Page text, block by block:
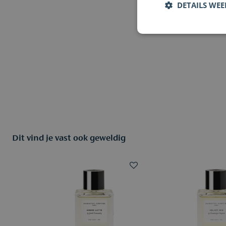
Dit vind je vast ook geweldig
DETAILS